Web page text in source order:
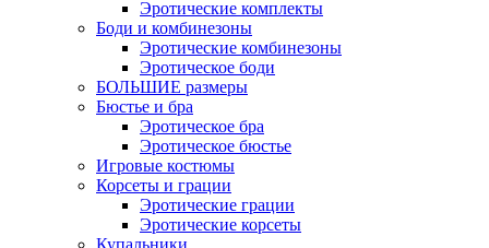
Эротические комплекты
Боди и комбинезоны
Эротические комбинезоны
Эротическое боди
БОЛЬШИЕ размеры
Бюстье и бра
Эротическое бра
Эротическое бюстье
Игровые костюмы
Корсеты и грации
Эротические грации
Эротические корсеты
Купальники